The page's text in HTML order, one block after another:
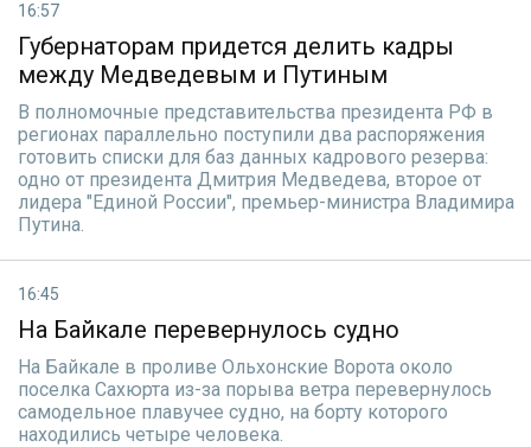
16:57
Губернаторам придется делить кадры
между Медведевым и Путиным
В полномочные представительства президента РФ в
регионах параллельно поступили два распоряжения
готовить списки для баз данных кадрового резерва:
одно от президента Дмитрия Медведева, второе от
лидера "Единой России", премьер-министра Владимира
Путина.
16:45
На Байкале перевернулось судно
На Байкале в проливе Ольхонские Ворота около
поселка Сахюрта из-за порыва ветра перевернулось
самодельное плавучее судно, на борту которого
находились четыре человека.